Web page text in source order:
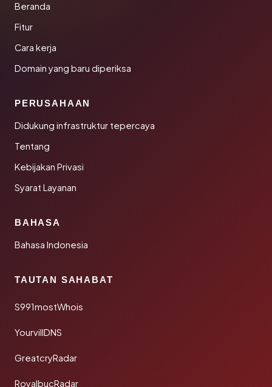
Beranda
Fitur
Cara kerja
Domain yang baru diperiksa
PERUSAHAAN
Didukung infrastruktur tepercaya
Tentang
Kebijakan Privasi
Syarat Layanan
BAHASA
Bahasa Indonesia
TAUTAN SAHABAT
S991mostWhois
YourvillDNS
GreatcryRadar
RoyalbucRadar